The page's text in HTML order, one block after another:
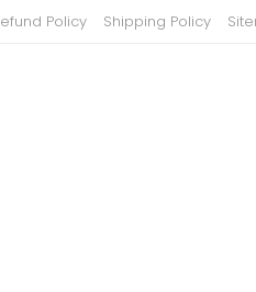
Policy Shipping Policy